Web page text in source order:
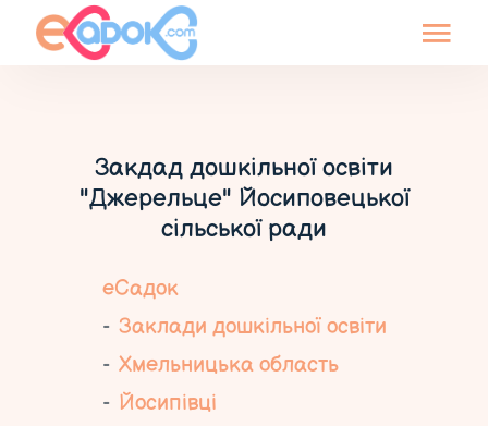
Закдад дошкільної освіти
"Джерельце" Йосиповецької
сільської ради
еСадок
Заклади дошкільної освіти
Хмельницька область
Йосипівці